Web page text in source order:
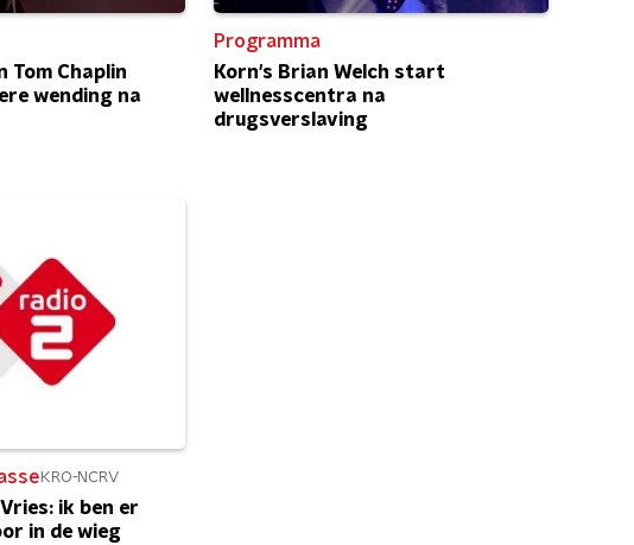
Tom Chaplin
wending na
Programma
Korn's Brian Welch start
wellnesscentra na
drugsverslaving
KRO-NCRV
ik ben er
in de wieg